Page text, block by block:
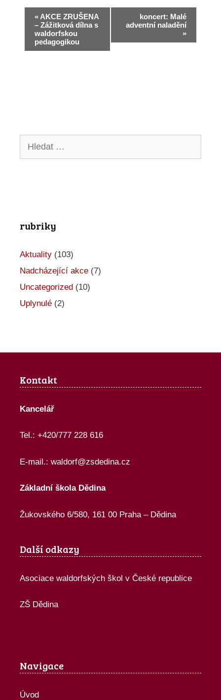
v
e
p
k
e
« AKCE ZRUŠENA
– Zážitková dílna s
waldorfskou
pedagogikou
koncert: Malé
adventní naladění
»
Hledat:
rubriky
Aktuality (103)
Nadcházející akce (7)
Uncategorized (10)
Uplynulé (2)
Kontakt
Kancelář
Tel.: +420/777 228 616
E-mail.: waldorf@zsdedina.cz
Základní škola Dědina
Žukovského 6/580, 161 00 Praha – Dědina
Další odkazy
Asociace waldorfských škol v České republice
ZŠ Dědina
Navigace
Úvod